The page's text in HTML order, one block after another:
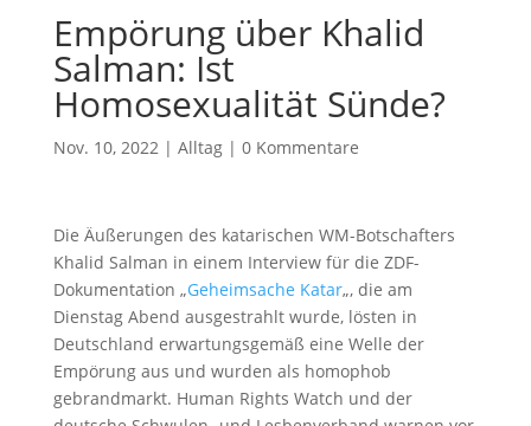
Empörung über Khalid
Salman: Ist
Homosexualität Sünde?
Nov. 10, 2022| Alltag| 0 Kommentare
Die Äußerungen des katarischen WM-Botschafters
Khalid Salman in einem Interview für die ZDF-
Dokumentation „Geheimsache Katar„, die am
Dienstag Abend ausgestrahlt wurde, lösten in
Deutschland erwartungsgemäß eine Welle der
Empörung aus und wurden als homophob
gebrandmarkt. Human Rights Watch und der